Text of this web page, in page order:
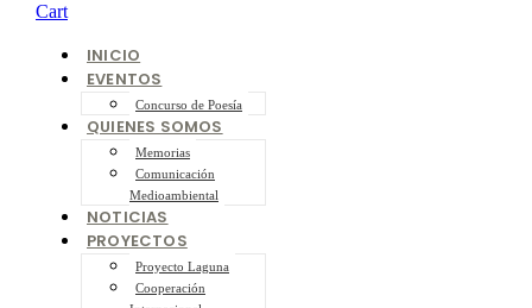
Cart
INICIO
EVENTOS
Concurso de Poesía
QUIENES SOMOS
Memorias
Comunicación
Medioambiental
NOTICIAS
PROYECTOS
Proyecto Laguna
Cooperación